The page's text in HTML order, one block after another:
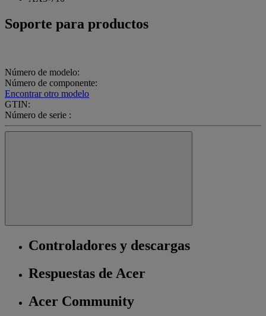
Soporte para productos
Número de modelo:
Número de componente:
Encontrar otro modelo
GTIN:
Número de serie :
Controladores y descargas
Respuestas de Acer
Acer Community